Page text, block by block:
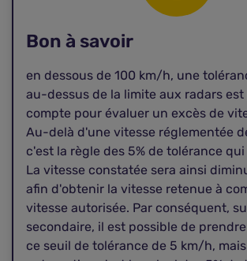
Bon à savoir
en dessous de 100 km/h, une
au-dessus de la limite aux radars est
compte pour évaluer un excès de
Au-delà d'une vitesse réglementée
c'est la règle des 5% de tolérance
La vitesse constatée sera ainsi
afin d'obtenir la vitesse retenue à
vitesse autorisée. Par conséquent,
secondaire, il est possible de
ce seuil de tolérance de 5 km/h,